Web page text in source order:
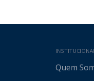
Quem